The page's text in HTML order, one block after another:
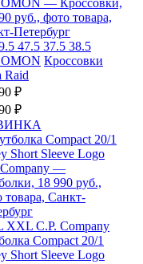
47.5 37.5 38.5
Кроссовки
Raid
₽
₽
XXL C.P. Company
Compact 20/1
Short Sleeve Logo